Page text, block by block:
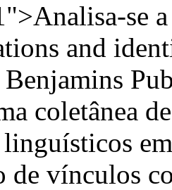
se
and
Benjamins
coletânea
de vínculos